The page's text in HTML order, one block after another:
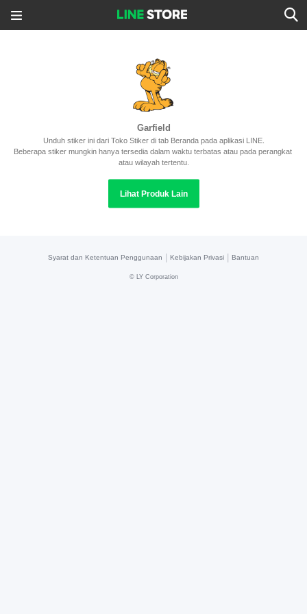
Garfield
Unduh stiker ini dari Toko Stiker di tab Beranda pada aplikasi LINE.
Beberapa stiker mungkin hanya tersedia dalam waktu terbatas atau pada perangkat
atau wilayah tertentu.
Lihat Produk Lain
Syarat dan Ketentuan Penggunaan Kebijakan Privasi Bantuan
© LY Corporation